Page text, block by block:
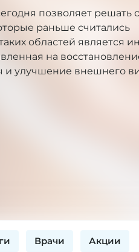
позволяет решать
раньше считались
областей является
на
и улучшение внешнего
Врачи Акции